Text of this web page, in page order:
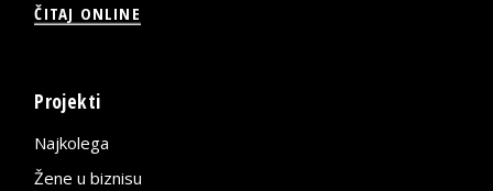
ČITAJ ONLINE
Projekti
Najkolega
Žene u biznisu